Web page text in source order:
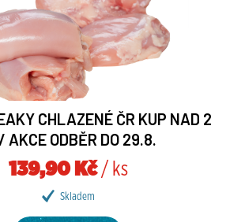
CHLAZENÉ ČR KUP NAD 2
AKCE ODBĚR DO 29.8.
139,90 Kč/ ks
Skladem